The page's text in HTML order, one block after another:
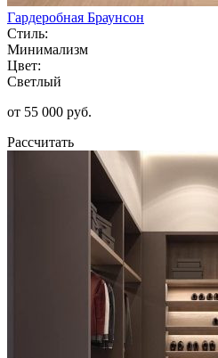
Гардеробная Браунсон
Стиль:
Минимализм
Цвет:
Светлый
от 55 000 руб.
Рассчитать